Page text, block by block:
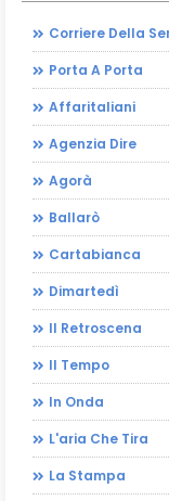
Corriere Della
Porta A Porta
Affaritaliani
Agenzia Dire
Agorà
Ballarò
Cartabianca
Dimartedì
Il Retroscena
Il Tempo
In Onda
L'aria Che Tira
La Stampa